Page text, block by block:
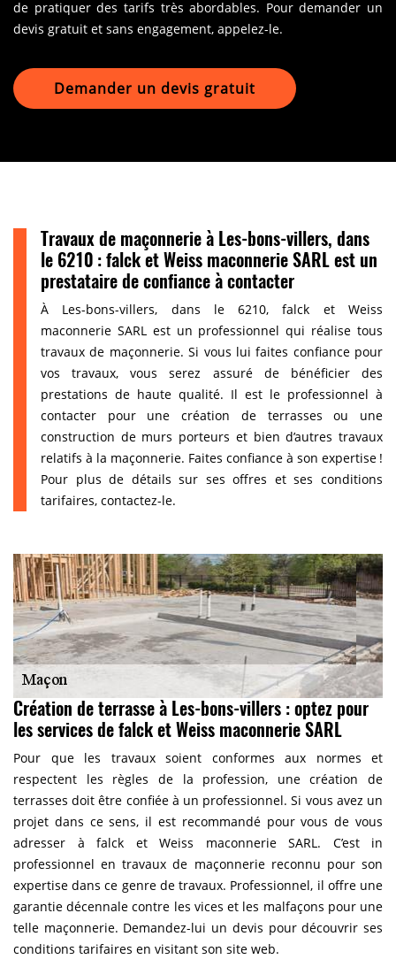
de pratiquer des tarifs très abordables. Pour demander un
devis gratuit et sans engagement, appelez-le.
Demander un devis gratuit
Travaux de maçonnerie à Les-bons-villers, dans
le 6210 : falck et Weiss maconnerie SARL est un
prestataire de confiance à contacter
À Les-bons-villers, dans le 6210, falck et Weiss
maconnerie SARL est un professionnel qui réalise tous
travaux de maçonnerie. Si vous lui faites confiance pour
vos travaux, vous serez assuré de bénéficier des
prestations de haute qualité. Il est le professionnel à
contacter pour une création de terrasses ou une
construction de murs porteurs et bien d’autres travaux
relatifs à la maçonnerie. Faites confiance à son expertise !
Pour plus de détails sur ses offres et ses conditions
tarifaires, contactez-le.
Création de terrasse à Les-bons-villers : optez pour
les services de falck et Weiss maconnerie SARL
Pour que les travaux soient conformes aux normes et
respectent les règles de la profession, une création de
terrasses doit être confiée à un professionnel. Si vous avez un
projet dans ce sens, il est recommandé pour vous de vous
adresser à falck et Weiss maconnerie SARL. C’est in
professionnel en travaux de maçonnerie reconnu pour son
expertise dans ce genre de travaux. Professionnel, il offre une
garantie décennale contre les vices et les malfaçons pour une
telle maçonnerie. Demandez-lui un devis pour découvrir ses
conditions tarifaires en visitant son site web.